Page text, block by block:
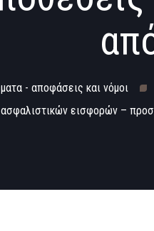
- αποφάσεις και νόμοι
εισφορών –